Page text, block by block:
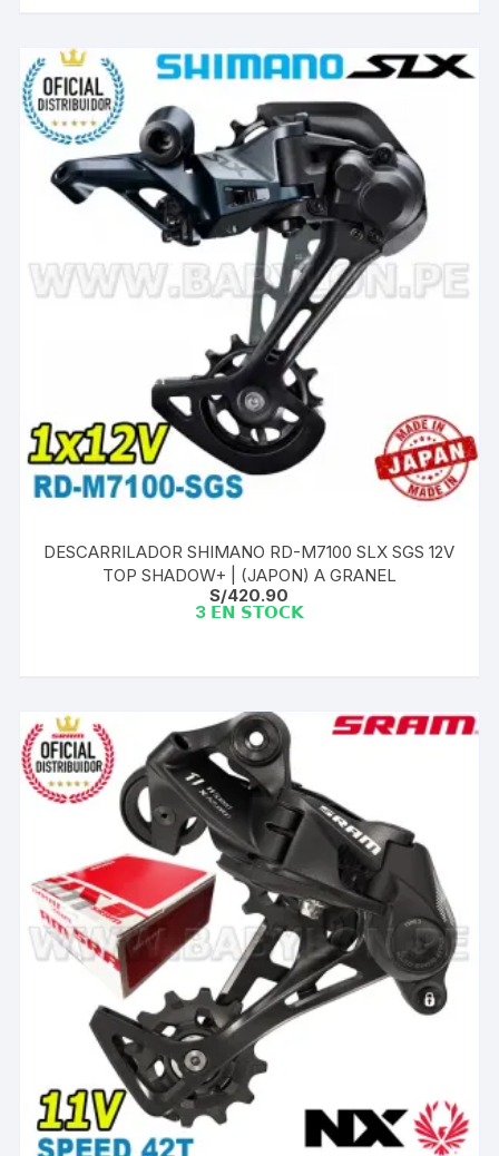
DESCARRILADOR SHIMANO RD-M7100 SLX SGS 12V
TOP SHADOW+ | (JAPON) A GRANEL
S/420.90
3 𝗘𝗡 𝗦𝗧𝗢𝗖𝗞